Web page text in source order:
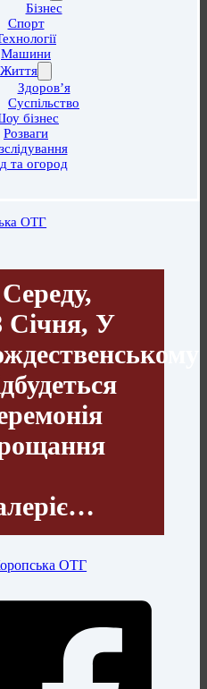
Бізнес
Спорт
Машини
Життя
Здоров’я
Суспільство
бізнес
Розваги
та огород
ОТГ
Січня, У
ОТГ